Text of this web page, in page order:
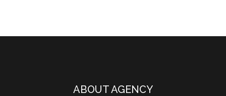
ABOUT AGENCY